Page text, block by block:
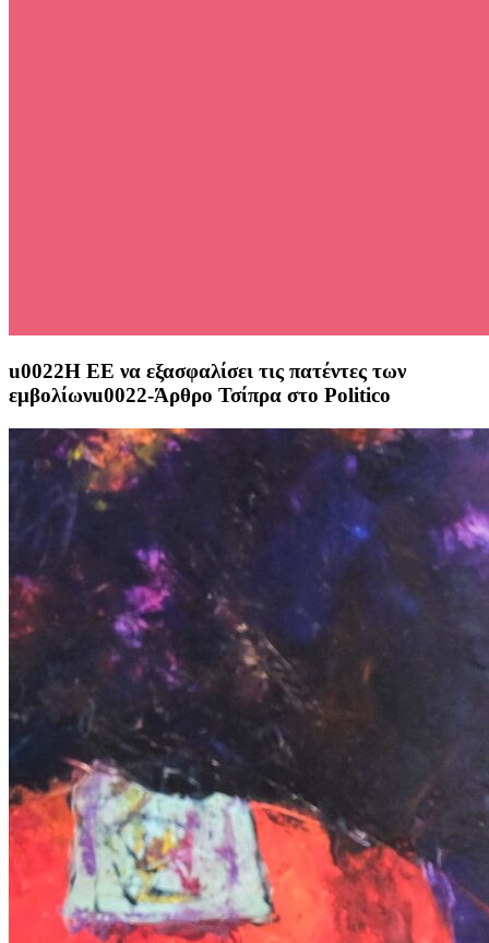
u0022Η ΕΕ να εξασφαλίσει τις πατέντες των
εμβολίωνu0022-Άρθρο Τσίπρα στο Politico